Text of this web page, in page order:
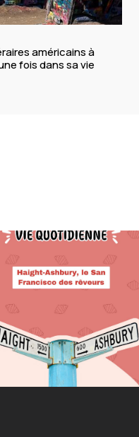
américains à
fois dans sa vie